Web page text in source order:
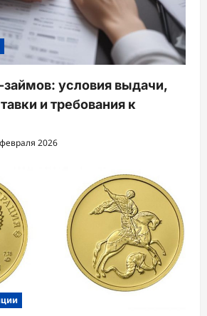
условия выдачи,
и требования к
2026